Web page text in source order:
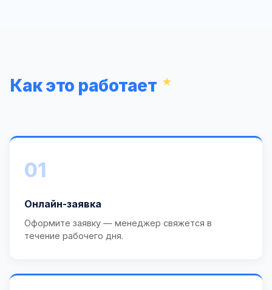
Как это работает
01
Онлайн-заявка
Оформите заявку — менеджер свяжется в
течение рабочего дня.